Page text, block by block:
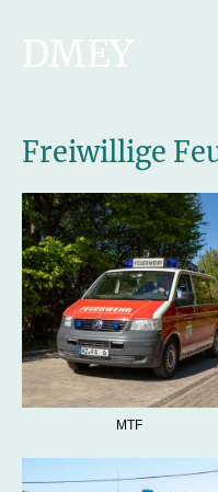
DMEY
rafie
Freiwillige
MTF